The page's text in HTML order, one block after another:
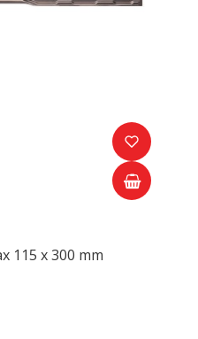
115 x 300 mm